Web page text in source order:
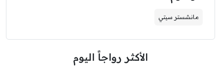
مانشستر سيتي
الأكثر رواجاً اليوم